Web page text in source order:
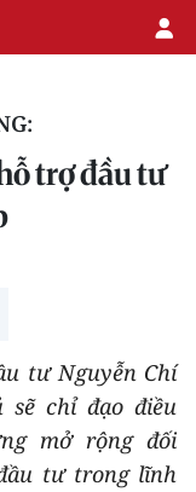
trợ đầu tư
tư Nguyễn Chí
sẽ chỉ đạo điều
mở rộng đối
tư trong lĩnh